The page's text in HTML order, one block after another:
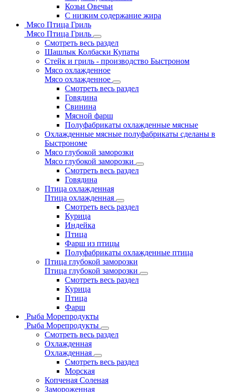
Козьи Овечьи
С низким содержание жира
Мясо Птица Гриль
Мясо Птица Гриль
Смотреть весь раздел
Шашлык Колбаски Купаты
Стейк и гриль - производство Быстроном
Мясо охлажденное
Мясо охлажденное
Смотреть весь раздел
Говядина
Свинина
Мясной фарш
Полуфабрикаты охлажденные мясные
Охлажденные мясные полуфабрикаты сделаны в
Быстрономе
Мясо глубокой заморозки
Мясо глубокой заморозки
Смотреть весь раздел
Говядина
Птица охлажденная
Птица охлажденная
Смотреть весь раздел
Курица
Индейка
Птица
Фарш из птицы
Полуфабрикаты охлажденные птица
Птица глубокой заморозки
Птица глубокой заморозки
Смотреть весь раздел
Курица
Птица
Фарш
Рыба Морепродукты
Рыба Морепродукты
Смотреть весь раздел
Охлажденная
Охлажденная
Смотреть весь раздел
Морская
Копченая Соленая
Замороженная